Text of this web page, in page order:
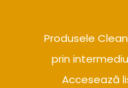
Produsele
prin
Accesează